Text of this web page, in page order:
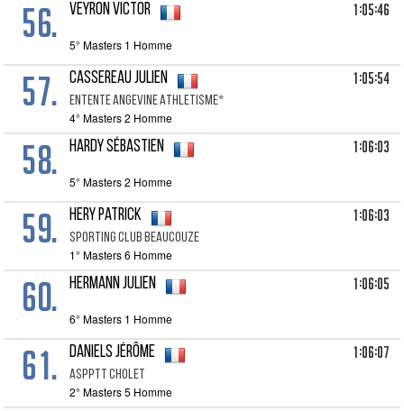
56. VEYRON Victor 1:05:46
5° Masters 1 Homme
57. CASSEREAU Julien
ENTENTE ANGEVINE ATHLETISME*
1:05:54
4° Masters 2 Homme
58. HARDY Sébastien 1:06:03
5° Masters 2 Homme
59. HERY Patrick
SPORTING CLUB BEAUCOUZE
1:06:03
1° Masters 6 Homme
60. HERMANN Julien 1:06:05
6° Masters 1 Homme
61. DANIELS Jérôme
ASPPTT CHOLET
1:06:07
2° Masters 5 Homme